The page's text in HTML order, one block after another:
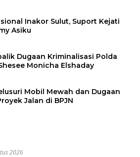
Inakor Sulut, Suport Kejati
Asiku
Dugaan Kriminalisasi Polda
Monicha Elshaday
Mobil Mewah dan Dugaan
Jalan di BPJN
2026